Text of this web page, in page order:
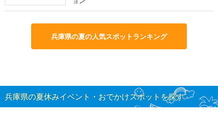
兵庫県の夏の人気スポットランキング
兵庫県の夏休みイベント・おでかけスポットを探す